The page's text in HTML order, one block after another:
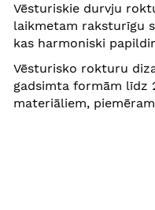
Vēsturiskie durvju
laikmetam raksturīgu
kas harmoniski
Vēsturisko rokturu
gadsimta formām līdz
materiāliem,